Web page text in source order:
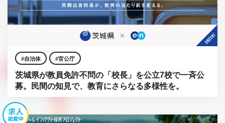
自治体 官公庁
茨城県が教員免許不問の「校長」を公立7校で一斉公
募。民間の知見で、教育にさらなる多様性を。